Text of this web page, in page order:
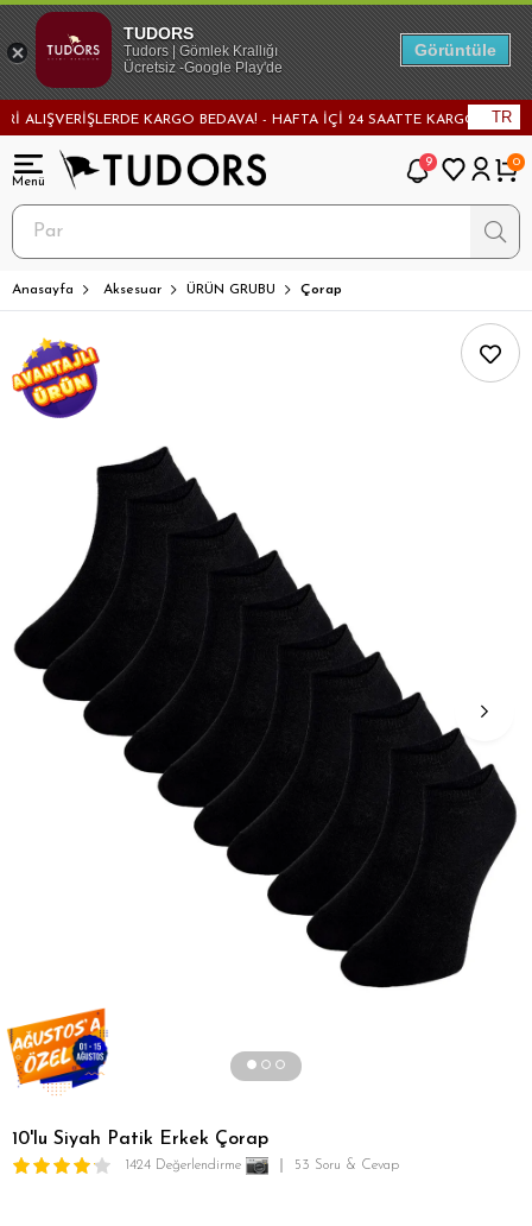
KARGO BEDAVA! - HAFTA İÇİ 24 SAATTE KARGODA! - TR
9 0
Anasayfa Aksesuar ÜRÜN GRUBU Çorap
10'lu Siyah Patik Erkek Çorap
1424 Değerlendirme 53 Soru & Cevap
TUDORS
Tudors | Gömlek Krallığı
Ücretsiz -Google Play'de
Görüntüle